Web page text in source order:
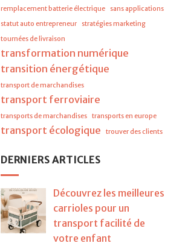
remplacement batterie électrique
sans applications
statut auto entrepreneur
stratégies marketing
tournées de livraison
transformation numérique
transition énergétique
transport de marchandises
transport ferroviaire
transports de marchandises transports en europe
transport écologique trouver des clients
DERNIERS ARTICLES
Découvrez les meilleures
carrioles pour un
transport facilité de
votre enfant